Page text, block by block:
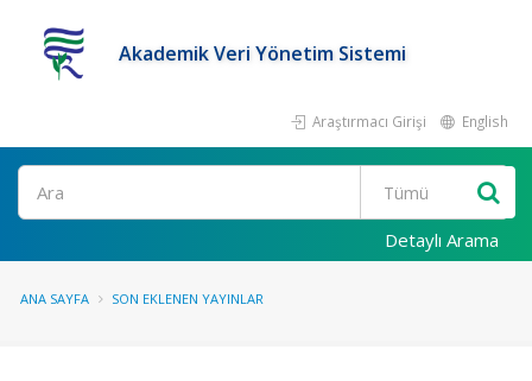
Akademik Veri Yönetim Sistemi
Araştırmacı Girişi English
Ara
Detaylı Arama
ANA SAYFA SON EKLENEN YAYINLAR